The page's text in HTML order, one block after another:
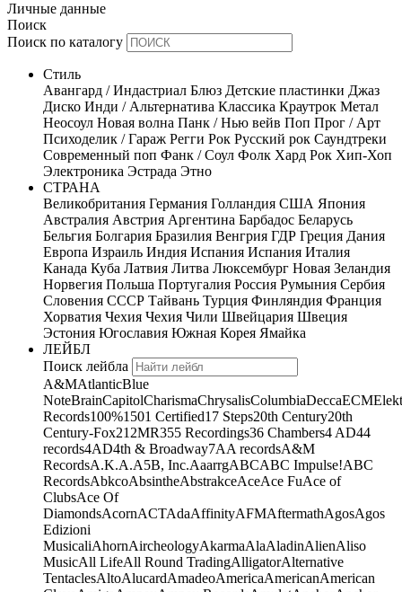
Личные данные
Поиск
Поиск по каталогу
Стиль
Авангард / Индастриал Блюз Детские пластинки Джаз
Диско Инди / Альтернатива Классика Краутрок Метал
Неосоул Новая волна Панк / Нью вейв Поп Прог / Арт
Психоделик / Гараж Регги Рок Русский рок Саундтреки
Современный поп Фанк / Соул Фолк Хард Рок Хип-Хоп
Электроника Эстрада Этно
СТРАНА
Великобритания Германия Голландия США Япония
Австралия Австрия Аргентина Барбадос Беларусь
Бельгия Болгария Бразилия Венгрия ГДР Греция Дания
Европа Израиль Индия Испания Испания Италия
Канада Куба Латвия Литва Люксембург Новая Зеландия
Норвегия Польша Португалия Россия Румыния Сербия
Словения СССР Тайвань Турция Финляндия Франция
Хорватия Чехия Чехия Чили Швейцария Швеция
Эстония Югославия Южная Корея Ямайка
ЛЕЙБЛ
Поиск лейбла
A&MAtlanticBlue
NoteBrainCapitolCharismaChrysalisColumbiaDeccaECM
Records100%1501 Certified17 Steps20th Century20th
Century-Fox21 2MR355 Recordings36 Chambers4 AD44
records4AD4th & Broadway7AA recordsA&M
RecordsA.K.A.A5B, Inc.AaarrgABCABC Impulse!ABC
RecordsAbkcoAbsintheAbstrakceAceAce FuAce of
ClubsAce Of
DiamondsAcornACTAdaAffinityAFMAftermathAgosAgos
Edizioni
MusicaliAhornAircheologyAkarmaAlaAladinAlienAliso
MusicAll LifeAll Round TradingAlligatorAlternative
TentaclesAltoAlucardAmadeoAmericaAmericanAmerican